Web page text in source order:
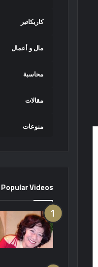
كاريكاتير
مال و أعمال
محاسبة
مقالات
منوعات
Videos